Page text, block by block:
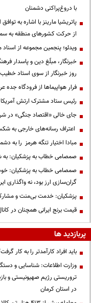
با دروغ‌پراکنی دشمنان
پاتریشیا مارینز با اشاره به
از حرکت کشورهای منطقه به
ویدئو؛ پنجمین مجموعه از
خبرنگار، مبلّغ دین و پاسدار
روز خبرنگار از سوی استاد
فرار هواپیماها از فرودگاه جده
رئیس ستاد مشترک ارتش آمریکا
جای خالی «اقتصاد جنگی» در
اعتراف رسانه‌های خارجی به
مبادا اختیار تنگه هرمز را به
صمصامی خطاب به پزشکیان: به
صمصامی خطاب به پزشکیان:
گران‌سازی ارز بود، نه واگذاری
پزشکیان: خدمت بی‌منت و
قیمت‌ برنج ایرانی همچنان در کانال ۴۵۰ تا ۵۵۰ هزار
پربازدید ها
باید افراد کارآمدتر را به
در استان کرمان